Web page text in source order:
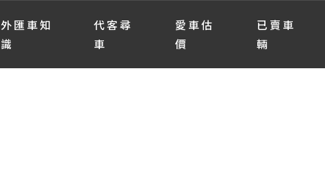
外匯車知
識
代客尋
車
愛車估
價
已賣車
輛